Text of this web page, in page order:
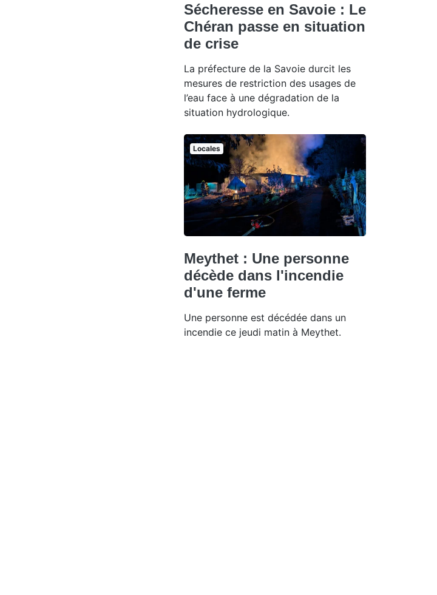
Sécheresse en Savoie : Le
Chéran passe en situation
de crise
La préfecture de la Savoie durcit les
mesures de restriction des usages de
l’eau face à une dégradation de la
situation hydrologique.
Locales
Meythet : Une personne
décède dans l'incendie
d'une ferme
Une personne est décédée dans un
incendie ce jeudi matin à Meythet.